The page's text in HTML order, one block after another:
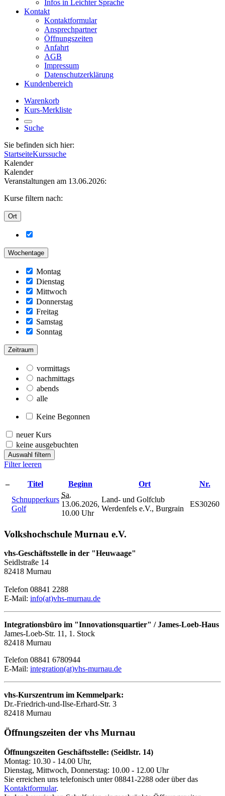
Infos in Leichter Sprache
Kontakt
Kontaktformular
Ansprechpartner
Öffnungszeiten
Anfahrt
AGB
Impressum
Datenschutzerklärung
Kundenbereich
Warenkorb
Kurs-Merkliste
Suche
Sie befinden sich hier:
StartseiteKurssuche
Kalender
Kalender
Veranstaltungen am 13.06.2026:
Kurse filtern nach:
Ort
Wochentage
Montag
Dienstag
Mittwoch
Donnerstag
Freitag
Samstag
Sonntag
Zeitraum
vormittags
nachmittags
abends
alle
Keine Begonnen
neuer Kurs
keine ausgebuchten
Auswahl filtern
Filter leeren
– Titel Beginn Ort
Nr.
Schnupperkurs
Golf
Sa.
13.06.2026,
10.00 Uhr
Land- und Golfclub
Werdenfels e.V., Burgrain
ES30260
Volkshochschule Murnau e.V.
vhs-Geschäftsstelle in der "Heuwaage"
Seidlstraße 14
82418 Murnau
Telefon 08841 2288
E-Mail: info(at)vhs-murnau.de
Integrationsbüro im "Innovationsquartier" / James-Loeb-Haus
James-Loeb-Str. 11, 1. Stock
82418 Murnau
Telefon 08841 6780944
E-Mail: integration(at)vhs-murnau.de
vhs-Kurszentrum im Kemmelpark:
Dr.-Friedrich-und-Ilse-Erhard-Str. 3
82418 Murnau
Öffnungszeiten der vhs Murnau
Öffnungszeiten Geschäftsstelle: (Seidlstr. 14)
Montag: 10.30 - 14.00 Uhr,
Dienstag, Mittwoch, Donnerstag: 10.00 - 12.00 Uhr
Sie erreichen uns telefonisch unter 08841-2288 oder über das
Kontaktformular.